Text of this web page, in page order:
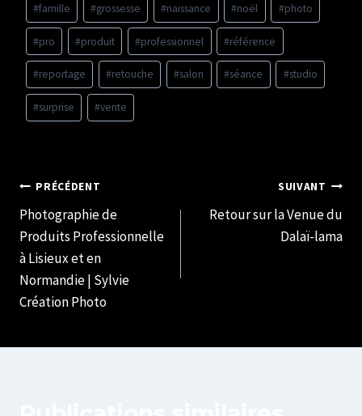
la
publication :
#famille #grossesse #naissance #noël #photo
#pro #produit #professionnel #référence
#reportage #retouche #salon #séance #studio
#surprise #vente
Navigation
de
l’article
PRÉCÉDENT
Photographie de
Produits Professionnelle
à Lisieux et en
Normandie | Sylvie
Création Photo
SUIVANT
Retour sur la Venue du
Dalaï-lama